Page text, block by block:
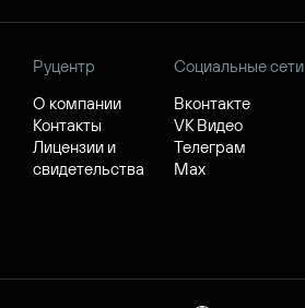
Руцентр
О компании
Контакты
Лицензии и
свидетельства
Социальные сети
Вконтакте
VK Видео
Телеграм
Max